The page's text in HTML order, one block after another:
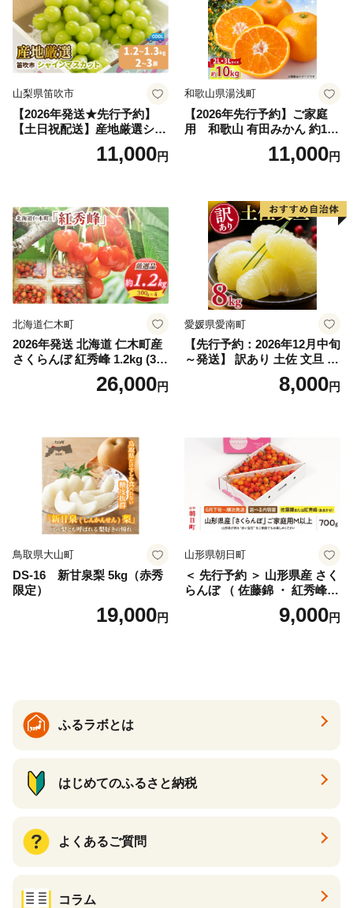
山梨県笛吹市
【2026年発送★先行予約】
【土日祝配送】産地厳選シャ
インマスカット1.2kg～1.3kg
（2房～3房）※沖縄・離島配
笛吹市 山梨県 フルーツ 果物
ぶどう 葡萄 大粒 シャインマ
スカット おすすめ シャイン
マスカット 贈答 ギフト 産地
笛吹市 シャインマスカット
笛吹 葡萄 国産 ぶどう 人気
国産 1.2kg 先行｜
11,000円
和歌山県湯浅町
【2026年先行予約】ご家庭
用 和歌山 有田みかん 約10k
g (2L、3Lサイズ)【湯浅町】
11,000円
北海道仁木町
2026年発送 北海道 仁木町産
さくらんぼ 紅秀峰 1.2kg (300
g×4パック) Lサイズ以上 旬
桜桃 産地直送 サクランボ チ
26,000円
愛媛県愛南町
【先行予約：2026年12月中旬
～発送】 訳あり 土佐 文旦 8k
g (Mサイズ以上サイズミック
ス) 8000円 わけあり ぶんた
産 農家直送 期間限定 特産品
サイズミックス くらもとフ
ァーム 愛南町 愛媛県
8,000円
鳥取県大山町
DS-16 新甘泉梨 5kg（赤秀
限定）
19,000円
山形県朝日町
＜ 先行予約 ＞ 山形県産 さく
らんぼ （ 佐藤錦 ・ 紅秀峰
） ご家庭用 M以上 700g 【20
26年6月下旬から7月上旬発
9,000円
ふるラボとは
はじめてのふるさと納税
よくあるご質問
コラム